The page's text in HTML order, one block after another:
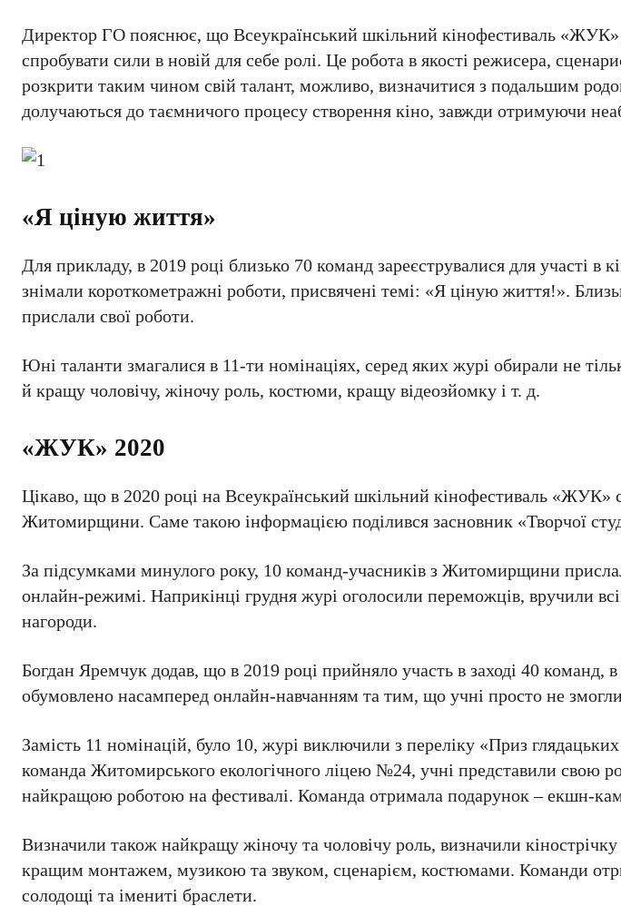
Директор ГО пояснює, що Всеукраїнський шкільний кінофестиваль
спробувати сили в новій для себе ролі. Це робота в якості режисера,
розкрити таким чином свій талант, можливо, визначитися з подальшим
долучаються до таємничого процесу створення кіно, завжди отримуючи
«Я ціную життя»
Для прикладу, в 2019 році близько 70 команд зареєструвалися для участі в
знімали короткометражні роботи, присвячені темі: «Я ціную життя!».
прислали свої роботи.
Юні таланти змагалися в 11-ти номінаціях, серед яких журі обирали не
й кращу чоловічу, жіночу роль, костюми, кращу відеозйомку і т. д.
«ЖУК» 2020
Цікаво, що в 2020 році на Всеукраїнський шкільний кінофестиваль «ЖУК»
Житомирщини. Саме такою інформацією поділився засновник «Творчої
За підсумками минулого року, 10 команд-учасників з Житомирщини
онлайн-режимі. Наприкінці грудня журі оголосили переможців, вручили
нагороди.
Богдан Яремчук додав, що в 2019 році прийняло участь в заході 40 команд,
обумовлено насамперед онлайн-навчанням та тим, що учні просто не
Замість 11 номінацій, було 10, журі виключили з переліку «Приз
команда Житомирського екологічного ліцею №24, учні представили свою
найкращою роботою на фестивалі. Команда отримала подарунок – екшн-
Визначили також найкращу жіночу та чоловічу роль, визначили
кращим монтажем, музикою та звуком, сценарієм, костюмами. Команди
солодощі та імениті браслети.